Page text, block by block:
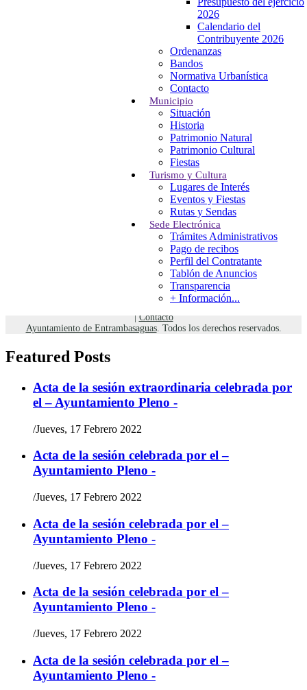
2026
Calendario del
Contribuyente 2026
Ordenanzas
Bandos
Normativa Urbanística
Contacto
Municipio
Situación
Historia
Patrimonio Natural
Patrimonio Cultural
Fiestas
Turismo y Cultura
Lugares de Interés
Eventos y Fiestas
Rutas y Sendas
Sede Electrónica
Trámites Administrativos
Pago de recibos
Perfil del Contratante
Tablón de Anuncios
Transparencia
+ Información...
Fax: (+34) 942 524 061
entrambasaguas@entrambasaguas.org
Calendario del Contribuyente 2026
Calendario Punto Limpio Móvil 2026
Bono Social de Electricidad
Weather details can not be fetched from
Política de Privacidad|Política de Cookies
| Contacto
Ayuntamiento de Entrambasaguas. Todos los derechos reservados.
Featured Posts
Acta de la sesión extraordinaria celebrada por
el – Ayuntamiento Pleno -
/Jueves, 17 Febrero 2022
Acta de la sesión celebrada por el –
Ayuntamiento Pleno -
/Jueves, 17 Febrero 2022
Acta de la sesión celebrada por el –
Ayuntamiento Pleno -
/Jueves, 17 Febrero 2022
Acta de la sesión celebrada por el –
Ayuntamiento Pleno -
/Jueves, 17 Febrero 2022
Acta de la sesión celebrada por el –
Ayuntamiento Pleno -